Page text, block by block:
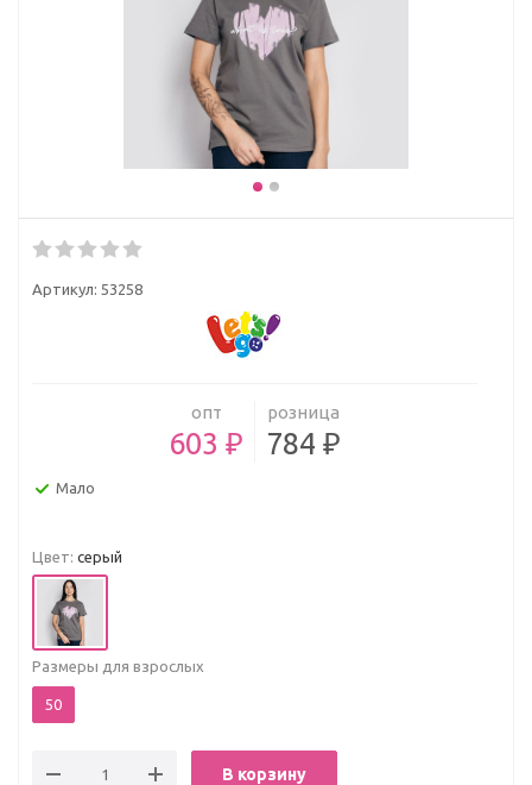
Артикул: 53258
опт
603 ₽
розница
784 ₽
Мало
Цвет: серый
Размеры для взрослых
50
В корзину